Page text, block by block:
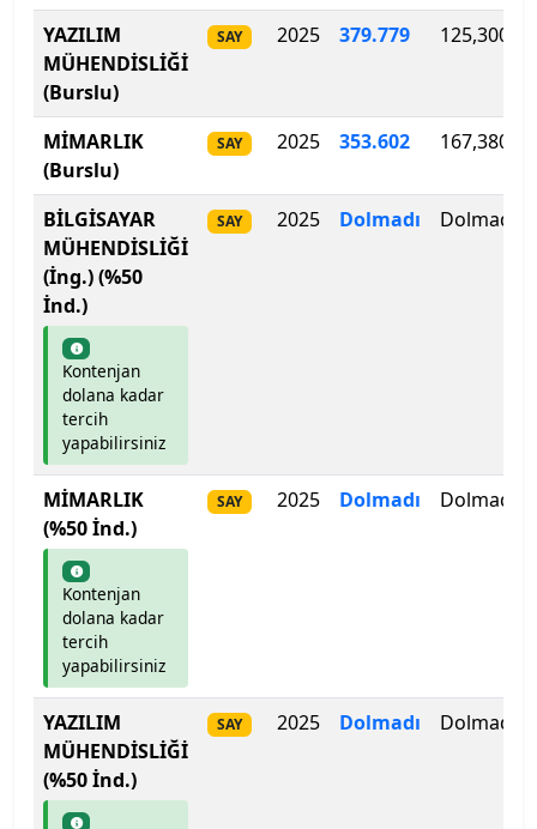
Beykoz Üniversitesi
Bezm-İ Alem Vakıf Üniversitesi
Bilecik Şeyh Edebali Üniversitesi
Bingöl Üniversitesi
Biruni Üniversitesi
Bitlis Eren Üniversitesi
Boğaziçi Üniversitesi
Bolu Abant İzzet Baysal Üniversitesi
Burdur Mehmet Akif Ersoy Üniversitesi
Bursa Teknik Üniversitesi
Bursa Uludağ Üniversitesi
Çağ Üniversitesi
Çanakkale Onsekiz Mart Üniversitesi
Çankaya Üniversitesi
YAZILIM
MÜHENDİSLİĞİ
(Burslu)
SAY 2025 379.779 125,300
MİMARLIK
(Burslu)
SAY 2025 353.602 167,380
BİLGİSAYAR
MÜHENDİSLİĞİ
(İng.) (%50
İnd.)
Kontenjan
dolana kadar
tercih
yapabilirsiniz
SAY 2025 Dolmadı Dolmadı
MİMARLIK
(%50 İnd.)
Kontenjan
dolana kadar
tercih
yapabilirsiniz
SAY 2025 Dolmadı Dolmadı
YAZILIM
MÜHENDİSLİĞİ
(%50 İnd.)
SAY 2025 Dolmadı Dolmadı